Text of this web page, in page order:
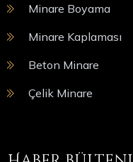
Minare Boyama
Minare Kaplaması
Beton Minare
Çelik Minare